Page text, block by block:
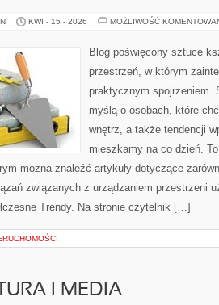
KWI - 15 - 2026 MOŻLIWOŚĆ
Blog poświęcony sztuce
przestrzeń, w którym
praktycznym spojrzeniem.
myślą o osobach, które
wnętrz, a także tendencji
mieszkamy na co dzień.
można znaleźć artykuły dotyczące
związanych z urządzaniem przestrzeni
Trendy. Na stronie czytelnik […]
I MEDIA